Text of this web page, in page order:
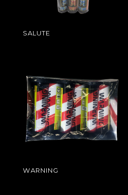
SALUTE
WARNING